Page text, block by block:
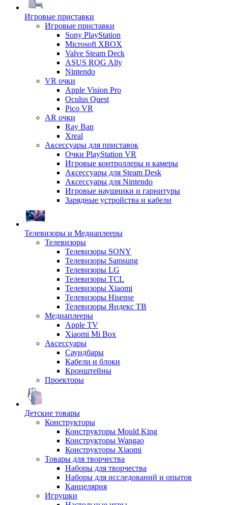
Игровые приставки
Игровые приставки
Sony PlayStation
Microsoft XBOX
Valve Steam Deck
ASUS ROG Ally
Nintendo
VR очки
Apple Vision Pro
Oculus Quest
Pico VR
AR очки
Ray Ban
Xreal
Аксессуары для приставок
Очки PlayStation VR
Игровые контроллеры и камеры
Аксессуары для Steam Desk
Аксессуары для Nintendo
Игровые наушники и гарнитуры
Зарядные устройства и кабели
Телевизоры и Медиаплееры
Телевизоры
Телевизоры SONY
Телевизоры Samsung
Телевизоры LG
Телевизоры TCL
Телевизоры Xiaomi
Телевизоры Hisense
Телевизоры Яндекс ТВ
Медиаплееры
Apple TV
Xiaomi Mi Box
Аксессуары
Саундбары
Кабели и блоки
Кронштейны
Проекторы
Детские товары
Конструкторы
Конструкторы Mould King
Конструкторы Wangao
Конструкторы Xiaomi
Товары для творчества
Наборы для творчества
Наборы для исследований и опытов
Канцелярия
Игрушки